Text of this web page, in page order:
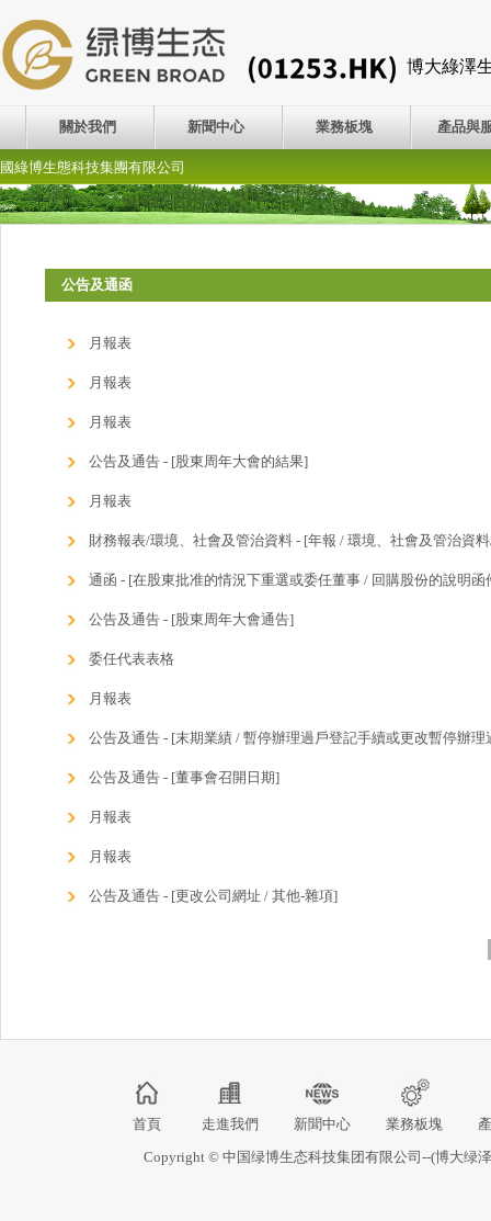
博大綠澤
關於我們 新聞中心 業務板塊 產品與
綠博生態科技集團有限公司
公告及通函
月報表
月報表
月報表
公告及通告 - [股東周年大會的結果]
月報表
財務報表/環境、社會及管治資料 - [年報 / 環境、社會及管治資
通函 - [在股東批准的情況下重選或委任董事 / 回購股份的說明函
公告及通告 - [股東周年大會通告]
委任代表表格
月報表
公告及通告 - [末期業績 / 暫停辦理過戶登記手續或更改暫停辦
公告及通告 - [董事會召開日期]
月報表
月報表
公告及通告 - [更改公司網址 / 其他-雜項]
首頁 走進我們 新聞中心 業務板塊
Copyright © 中国绿博生态科技集团有限公司--(博大